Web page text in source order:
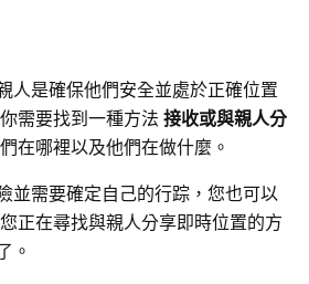
人是確保他們安全並處於正確位置
需要找到一種方法 接收或與親人分
在哪裡以及他們在做什麼。
並需要確定自己的行踪，您也可以
正在尋找與親人分享即時位置的方
。